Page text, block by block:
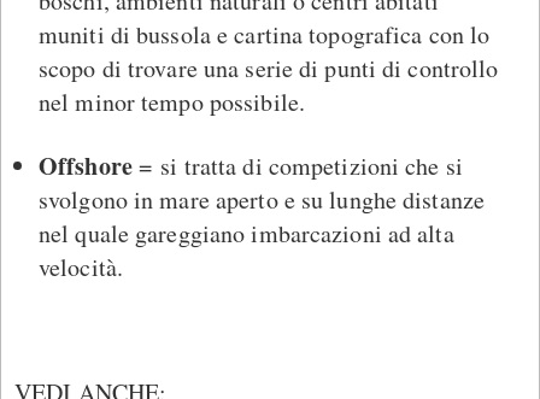
muniti di bussola e cartina topografica con lo
scopo di trovare una serie di punti di controllo
nel minor tempo possibile.
Offshore= si tratta di competizioni che si
svolgono in mare aperto e su lunghe distanze
nel quale gareggiano imbarcazioni ad alta
velocità.
VEDI ANCHE: